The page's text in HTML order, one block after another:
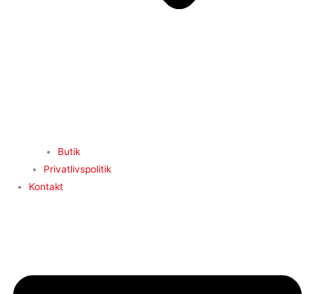
Butik
Privatlivspolitik
Kontakt